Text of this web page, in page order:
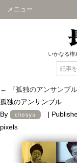
メニュー
いかなる権
←
『孤独のアンサンブ
孤独のアンサンブル
By
chosyu |
pixels